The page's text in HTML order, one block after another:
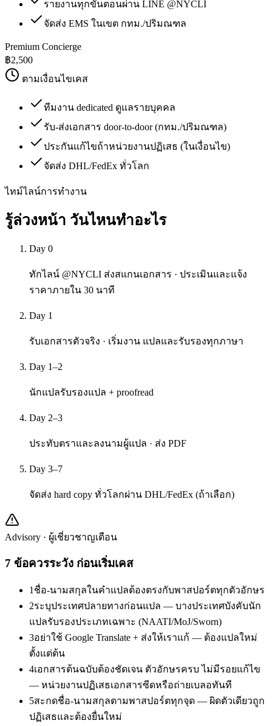
รายงานทุกขั้นตอนผ่าน LINE @NYCLI
จัดส่ง EMS ในเขต กทม./ปริมณฑล
Premium Concierge
฿2,500
ตามเงื่อนไขเคส
ทีมงาน dedicated ดูแลรายบุคคล
รับ-ส่งเอกสาร door-to-door (กทม./ปริมณฑล)
ประกันแก้ไขถ้าหน่วยงานปฏิเสธ (ในเงื่อนไข)
จัดส่ง DHL/FedEx ทั่วโลก
ไทม์ไลน์การทำงาน
รู้ล่วงหน้า วันไหนทำอะไร
Day 0
ทักไลน์ @NYCLI ส่งสแกนเอกสาร · ประเมินและแจ้ง
ราคาภายใน 30 นาที
Day 1
รับเอกสารตัวจริง · เริ่มงาน แปลและรับรองทุกภาษา
Day 1–2
นักแปลรับรองแปล + proofread
Day 2–3
ประทับตราและลงนามผู้แปล · ส่ง PDF
Day 3–7
จัดส่ง hard copy ทั่วโลกผ่าน DHL/FedEx (ถ้าเลือก)
Advisory · ผู้เชี่ยวชาญเตือน
7 ข้อควรระวัง ก่อนเริ่มเคส
1 ชื่อ-นามสกุลในคำแปลต้องตรงกับพาสปอร์ตทุกตัวอักษร
2ระบุประเทศปลายทางก่อนแปล — บางประเทศบังคับนัก
แปลรับรองประเภทเฉพาะ (NAATI/MoJ/Sworn)
3อย่าใช้ Google Translate + ส่งให้เราแก้ — ต้องแปลใหม่
ตั้งแต่ต้น
4เอกสารต้นฉบับต้องชัดเจน ตัวอักษรครบ ไม่มีรอยแก้ไข
— หน่วยงานปฏิเสธเอกสารซีดหรือถ่ายเบลอทันที
5สะกดชื่อ-นามสกุลตามพาสปอร์ตทุกจุด — ผิดตัวเดียวถูก
ปฏิเสธและต้องยื่นใหม่